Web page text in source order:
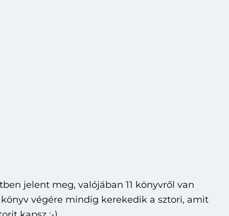
jelent meg, valójában 11 könyvről van
végére mindig kerekedik a sztori, amit